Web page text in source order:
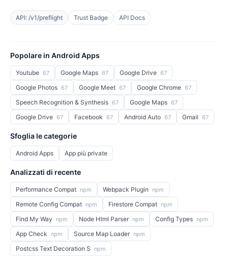
API: /v1/preflight Trust Badge API Docs
Popolare in Android Apps
Youtube 67 Google Maps 67 Google Drive 67
Google Photos 67 Google Meet 67 Google Chrome 67
Speech Recognition & Synthesis 67 Google Maps 67
Google Drive 67 Facebook 67 Android Auto 67 Gmail 67
Sfoglia le categorie
Android Apps App più private
Analizzati di recente
Performance Compat npm Webpack Plugin npm
Remote Config Compat npm Firestore Compat npm
Find My Way npm Node Html Parser npm Config Types npm
App Check npm Source Map Loader npm
Postcss Text Decoration S npm